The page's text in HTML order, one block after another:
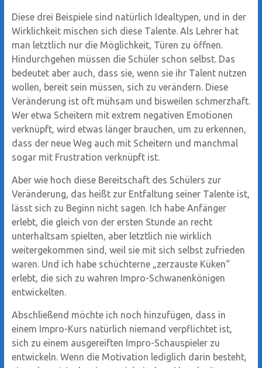
Diese drei Beispiele sind natürlich Idealtypen, und in der
Wirklichkeit mischen sich diese Talente. Als Lehrer hat
man letztlich nur die Möglichkeit, Türen zu öffnen.
Hindurchgehen müssen die Schüler schon selbst. Das
bedeutet aber auch, dass sie, wenn sie ihr Talent nutzen
wollen, bereit sein müssen, sich zu verändern. Diese
Veränderung ist oft mühsam und bisweilen schmerzhaft.
Wer etwa Scheitern mit extrem negativen Emotionen
verknüpft, wird etwas länger brauchen, um zu erkennen,
dass der neue Weg auch mit Scheitern und manchmal
sogar mit Frustration verknüpft ist.
Aber wie hoch diese Bereitschaft des Schülers zur
Veränderung, das heißt zur Entfaltung seiner Talente ist,
lässt sich zu Beginn nicht sagen. Ich habe Anfänger
erlebt, die gleich von der ersten Stunde an recht
unterhaltsam spielten, aber letztlich nie wirklich
weitergekommen sind, weil sie mit sich selbst zufrieden
waren. Und ich habe schüchterne „zerzauste Küken“
erlebt, die sich zu wahren Impro-Schwanenkönigen
entwickelten.
Abschließend möchte ich noch hinzufügen, dass in
einem Impro-Kurs natürlich niemand verpflichtet ist,
sich zu einem ausgereiften Impro-Schauspieler zu
entwickeln. Wenn die Motivation lediglich darin besteht,